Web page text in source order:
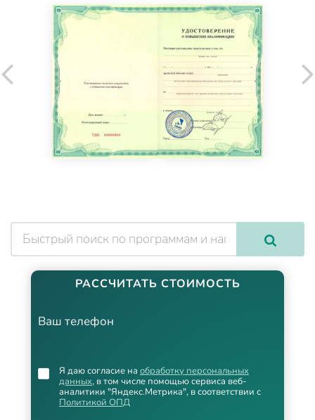
РАССЧИТАТЬ СТОИМОСТЬ
Ваш телефон
Я даю согласие на обработку персональных
данных, в том числе помощью сервиса веб-
аналитики "Яндекс.Метрика", в соответствии с
Политикой ОПД